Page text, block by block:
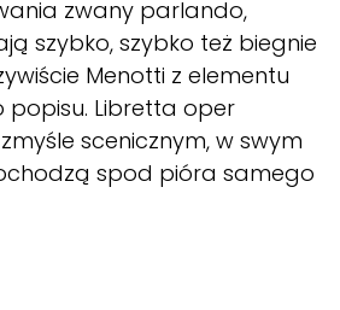
zwany parlando,
szybko, szybko też biegnie
Menotti z elementu
popisu. Libretta oper
scenicznym, w swym
spod pióra samego